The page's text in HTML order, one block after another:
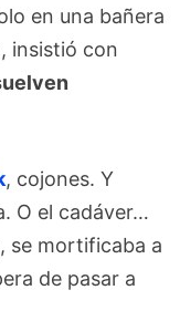
en una bañera
insistió con
, cojones. Y
O el cadáver…
se mortificaba a
de pasar a